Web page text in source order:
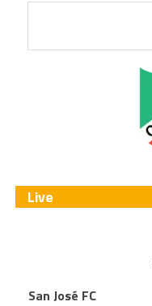
Live
San José FC